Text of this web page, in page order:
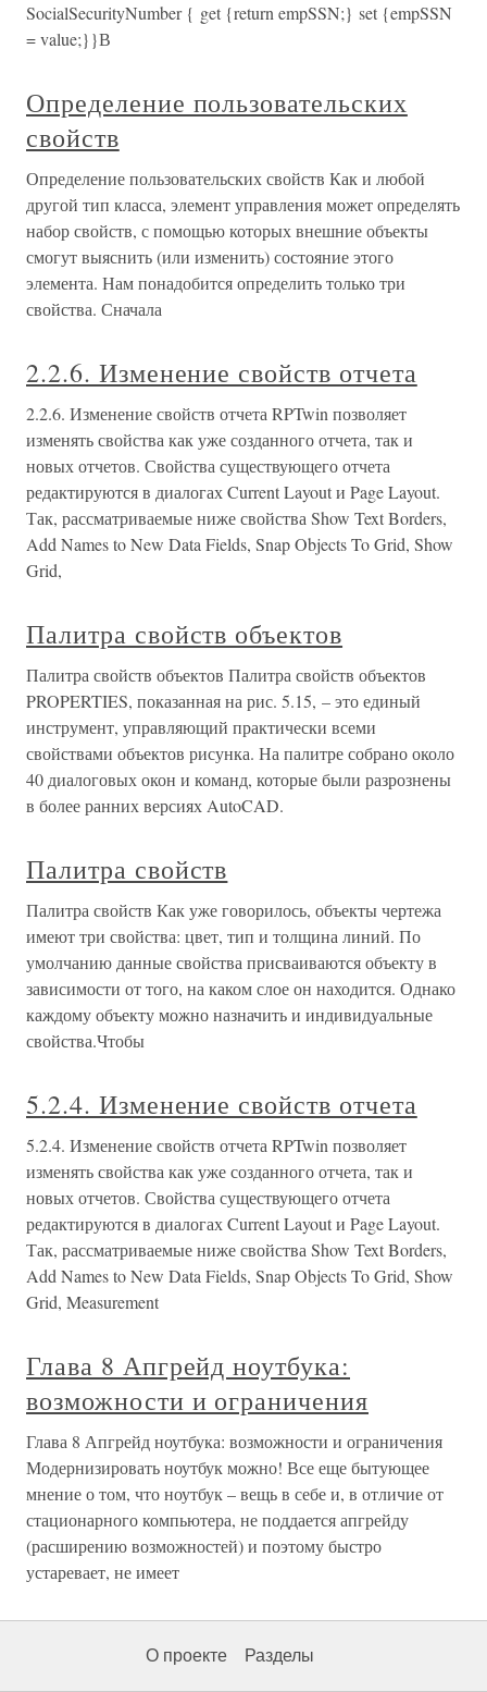
SocialSecurityNumber { get {return empSSN;} set {empSSN
= value;}}В
Определение пользовательских
свойств
Определение пользовательских свойств Как и любой
другой тип класса, элемент управления может определять
набор свойств, с помощью которых внешние объекты
смогут выяснить (или изменить) состояние этого
элемента. Нам понадобится определить только три
свойства. Сначала
2.2.6. Изменение свойств отчета
2.2.6. Изменение свойств отчета RPTwin позволяет
изменять свойства как уже созданного отчета, так и
новых отчетов. Свойства существующего отчета
редактируются в диалогах Current Layout и Page Layout.
Так, рассматриваемые ниже свойства Show Text Borders,
Add Names to New Data Fields, Snap Objects To Grid, Show
Grid,
Палитра свойств объектов
Палитра свойств объектов Палитра свойств объектов
PROPERTIES, показанная на рис. 5.15, – это единый
инструмент, управляющий практически всеми
свойствами объектов рисунка. На палитре собрано около
40 диалоговых окон и команд, которые были разрознены
в более ранних версиях AutoCAD.
Палитра свойств
Палитра свойств Как уже говорилось, объекты чертежа
имеют три свойства: цвет, тип и толщина линий. По
умолчанию данные свойства присваиваются объекту в
зависимости от того, на каком слое он находится. Однако
каждому объекту можно назначить и индивидуальные
свойства.Чтобы
5.2.4. Изменение свойств отчета
5.2.4. Изменение свойств отчета RPTwin позволяет
изменять свойства как уже созданного отчета, так и
новых отчетов. Свойства существующего отчета
редактируются в диалогах Current Layout и Page Layout.
Так, рассматриваемые ниже свойства Show Text Borders,
Add Names to New Data Fields, Snap Objects To Grid, Show
Grid, Measurement
Глава 8 Апгрейд ноутбука:
возможности и ограничения
Глава 8 Апгрейд ноутбука: возможности и ограничения
Модернизировать ноутбук можно! Все еще бытующее
мнение о том, что ноутбук – вещь в себе и, в отличие от
стационарного компьютера, не поддается апгрейду
(расширению возможностей) и поэтому быстро
устаревает, не имеет
О проекте Разделы